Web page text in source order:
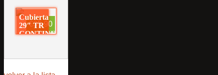
Cubierta
29″ TR
CONTINENTAL
€35,90